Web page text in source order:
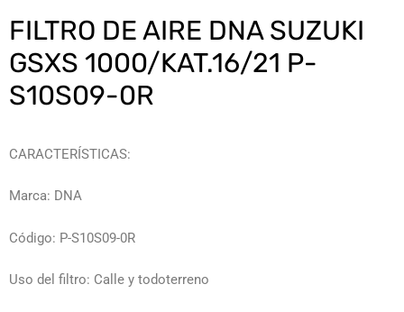
FILTRO DE AIRE DNA SUZUKI
GSXS 1000/KAT.16/21 P-
S10S09-0R
CARACTERÍSTICAS:
Marca: DNA
Código: P-S10S09-0R
Uso del filtro: Calle y todoterreno